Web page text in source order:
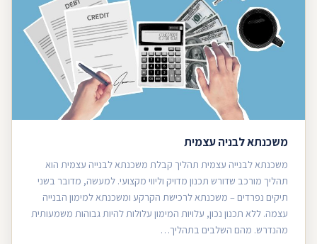
משכנתא לבניה עצמית
משכנתא לבנייה עצמית תהליך קבלת משכנתא לבנייה עצמית הוא
תהליך מורכב שדורש תכנון מדויק וליווי מקצועי. למעשה, מדובר בשני
תיקים נפרדים – משכנתא לרכישת הקרקע ומשכנתא למימון הבנייה
עצמה. ללא תכנון נכון, עלויות המימון עלולות להיות גבוהות משמעותית
מהנדרש. מהם השלבים בתהליך…